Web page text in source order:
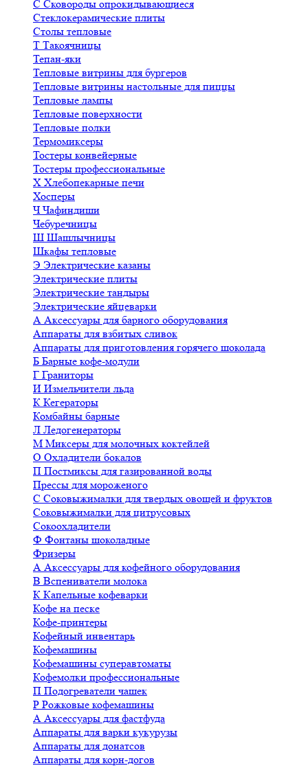
С Сковороды опрокидывающиеся
Стеклокерамические плиты
Столы тепловые
Т Такоячницы
Тепан-яки
Тепловые витрины для бургеров
Тепловые витрины настольные для пиццы
Тепловые лампы
Тепловые поверхности
Тепловые полки
Термомиксеры
Тостеры конвейерные
Тостеры профессиональные
Х Хлебопекарные печи
Хосперы
ЧЧафиндиши
Чебуречницы
Ш Шашлычницы
Шкафы тепловые
Э Электрические казаны
Электрические плиты
Электрические тандыры
Электрические яйцеварки
А Аксессуары для барного оборудования
Аппараты для взбитых сливок
Аппараты для приготовления горячего шоколада
Б Барные кофе-модули
Г Граниторы
И Измельчители льда
К Кегераторы
Комбайны барные
Л Ледогенераторы
М Миксеры для молочных коктейлей
О Охладители бокалов
П Постмиксы для газированной воды
Прессы для мороженого
С Соковыжималки для твердых овощей и фруктов
Соковыжималки для цитрусовых
Сокоохладители
Ф Фонтаны шоколадные
Фризеры
А Аксессуары для кофейного оборудования
В Вспениватели молока
К Капельные кофеварки
Кофе на песке
Кофе-принтеры
Кофейный инвентарь
Кофемашины
Кофемашины суперавтоматы
Кофемолки профессиональные
П Подогреватели чашек
Р Рожковые кофемашины
А Аксессуары для фастфуда
Аппараты для варки кукурузы
Аппараты для донатсов
Аппараты для корн-догов